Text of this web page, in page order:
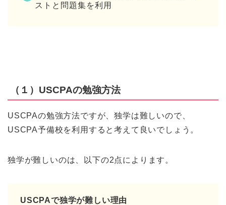
ストと問題集を利用
（１）USCPAの勉強方法
USCPAの勉強方法ですが、独学は難しいので、
USCPA予備校を利用すると考えて良いでしょう。
独学が難しいのは、以下の2点によります。
USCPAで独学が難しい理由